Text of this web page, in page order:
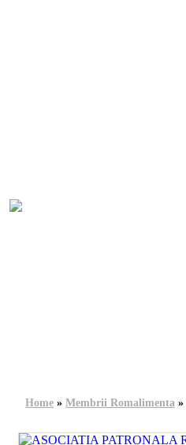
Home » Membrii Romalimenta »